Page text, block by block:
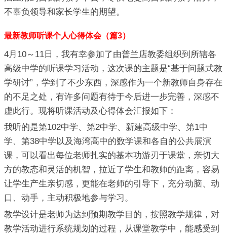
不辜负领导和家长学生的期望。
最新教师听课个人心得体会（篇3）
4月10～11日，我有幸参加了由普兰店教委组织到所辖各
高级中学的听课学习活动，这次课的主题是“基于问题式教
学研讨”，学到了不少东西，深感作为一个新教师自身存在
的不足之处，有许多问题有待于今后进一步完善，深感不
虚此行。现将听课活动及心得体会汇报如下：
我听的是第102中学、第2中学、新建高级中学、第1中
学、第38中学以及海湾高中的数学课和各自的公共展演
课，可以看出每位老师扎实的基本功游刃于课堂，亲切大
方的教态和灵活的机智，拉近了学生和教师的距离，容易
让学生产生亲切感，更能在老师的引导下，充分动脑、动
口、动手，主动积极地参与学习。
教学设计是老师为达到预期教学目的，按照教学规律，对
教学活动进行系统规划的过程，从课堂教学中，能感受到